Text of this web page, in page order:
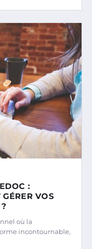
:
VOS
où la
incontournable,